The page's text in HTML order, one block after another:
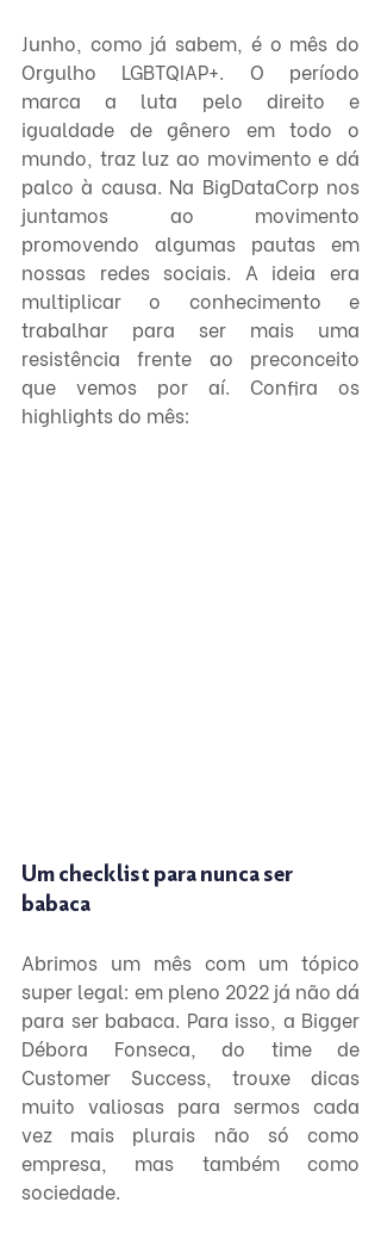
Junho, como já sabem, é o mês do
Orgulho LGBTQIAP+. O período
marca a luta pelo direito e
igualdade de gênero em todo o
mundo, traz luz ao movimento e dá
palco à causa. Na BigDataCorp nos
juntamos ao movimento
promovendo algumas pautas em
nossas redes sociais. A ideia era
multiplicar o conhecimento e
trabalhar para ser mais uma
resistência frente ao preconceito
que vemos por aí. Confira os
highlights do mês:
Um checklist para nunca ser
babaca
Abrimos um mês com um tópico
super legal: em pleno 2022 já não dá
para ser babaca. Para isso, a Bigger
Débora Fonseca, do time de
Customer Success, trouxe dicas
muito valiosas para sermos cada
vez mais plurais não só como
empresa, mas também como
sociedade.